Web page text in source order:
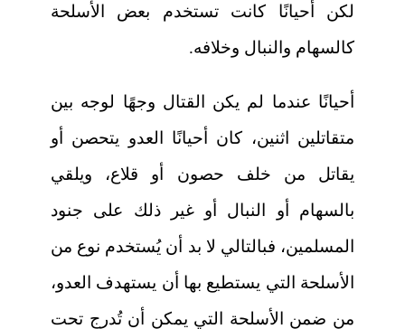
لكن أحيانًا كانت تستخدم بعض الأسلحة
كالسهام والنبال وخلافه.
أحيانًا عندما لم يكن القتال وجهًا لوجه بين
متقاتلين اثنين، كان أحيانًا العدو يتحصن أو
يقاتل من خلف حصون أو قلاع، ويلقي
بالسهام أو النبال أو غير ذلك على جنود
المسلمين، فبالتالي لا بد أن يُستخدم نوع من
الأسلحة التي يستطيع بها أن يستهدف العدو،
من ضمن الأسلحة التي يمكن أن تُدرج تحت